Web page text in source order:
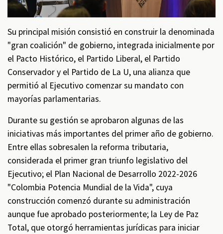
Su principal misión consistió en construir la denominada
"gran coalición" de gobierno, integrada inicialmente por
el Pacto Histórico, el Partido Liberal, el Partido
Conservador y el Partido de La U, una alianza que
permitió al Ejecutivo comenzar su mandato con
mayorías parlamentarias.
Durante su gestión se aprobaron algunas de las
iniciativas más importantes del primer año de gobierno.
Entre ellas sobresalen la reforma tributaria,
considerada el primer gran triunfo legislativo del
Ejecutivo; el Plan Nacional de Desarrollo 2022-2026
"Colombia Potencia Mundial de la Vida", cuya
construcción comenzó durante su administración
aunque fue aprobado posteriormente; la Ley de Paz
Total, que otorgó herramientas jurídicas para iniciar